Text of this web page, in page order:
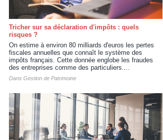
Tricher sur sa déclaration d'impôts : quels
risques ?
On estime à environ 80 milliards d'euros les pertes
fiscales annuelles que connaît le système des
impôts français. Cette donnée englobe les fraudes
des entreprises comme des particuliers....
Dans Gestion de Patrimoine